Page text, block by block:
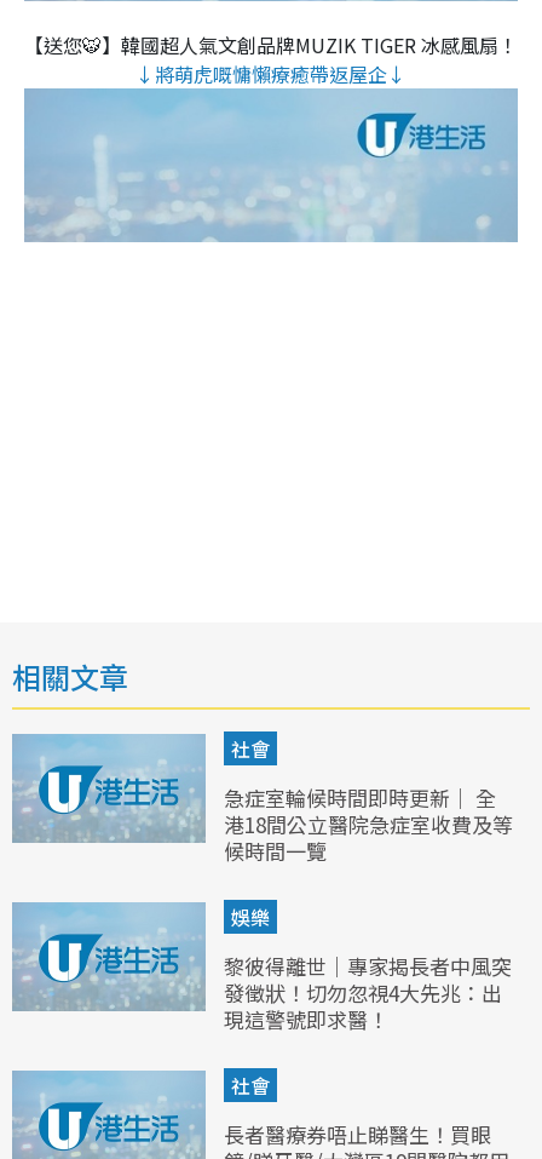
【送您🐯】韓國超人氣文創品牌MUZIK TIGER 冰感風扇！
↓將萌虎嘅慵懶療癒帶返屋企↓
相關文章
社會
急症室輪候時間即時更新｜ 全
港18間公立醫院急症室收費及等
候時間一覽
娛樂
黎彼得離世｜專家揭長者中風突
發徵狀！切勿忽視4大先兆：出
現這警號即求醫！
社會
長者醫療券唔止睇醫生！買眼